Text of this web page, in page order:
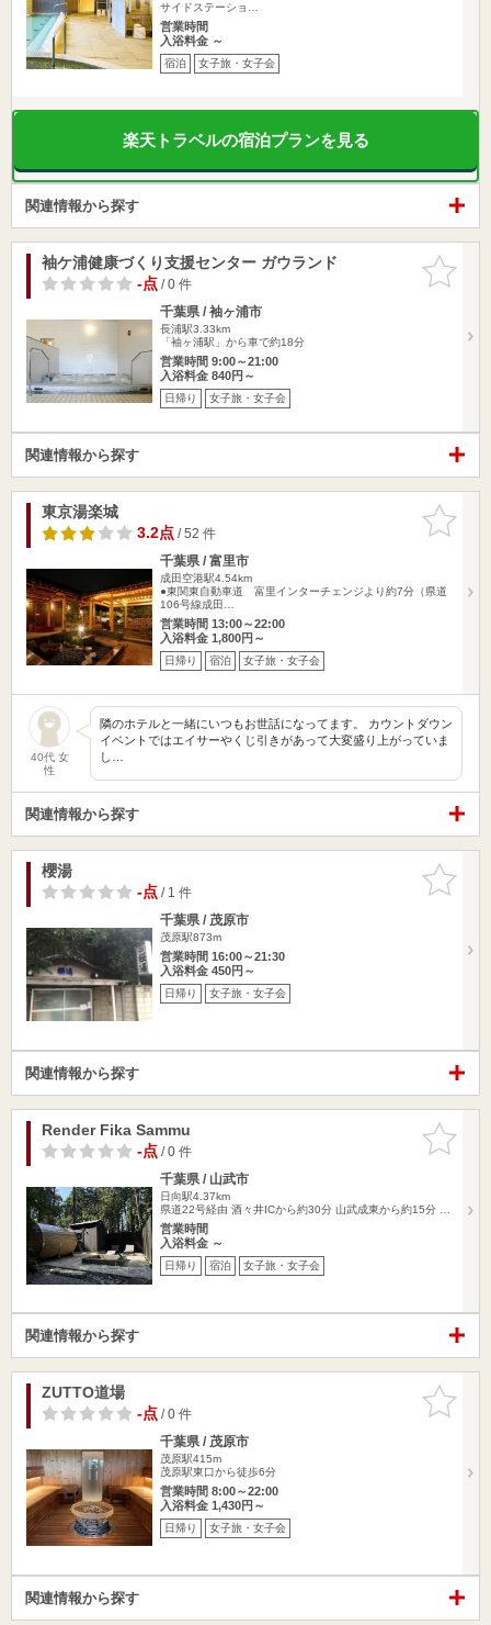
サイドステーショ…
営業時間
入浴料金 ～
宿泊 女子旅・女子会
楽天トラベルの宿泊プランを見る
関連情報から探す
お気に入
りに追加
袖ケ浦健康づくり支援センター ガウランド
-点/ 0 件
千葉県 / 袖ヶ浦市
長浦駅3.33km
「袖ヶ浦駅」から車で約18分
営業時間 9:00～21:00
入浴料金 840円～
日帰り 女子旅・女子会
関連情報から探す
お気に入
りに追加
東京湯楽城
3.2点/ 52 件
千葉県 / 富里市
成田空港駅4.54km
●東関東自動車道 富里インターチェンジより約7分（県道
106号線成田…
営業時間 13:00～22:00
入浴料金 1,800円～
日帰り 宿泊 女子旅・女子会
40代 女
性
隣のホテルと一緒にいつもお世話になってます。 カウントダウン
イベントではエイサーやくじ引きがあって大変盛り上がっていま
し…
関連情報から探す
お気に入
りに追加
櫻湯
-点/ 1 件
千葉県 / 茂原市
茂原駅873m
営業時間 16:00～21:30
入浴料金 450円～
日帰り 女子旅・女子会
関連情報から探す
お気に入
りに追加
Render Fika Sammu
-点/ 0 件
千葉県 / 山武市
日向駅4.37km
県道22号経由 酒々井ICから約30分 山武成東から約15分 …
営業時間
入浴料金 ～
日帰り 宿泊 女子旅・女子会
関連情報から探す
お気に入
りに追加
ZUTTO道場
-点/ 0 件
千葉県 / 茂原市
茂原駅415m
茂原駅東口から徒歩6分
営業時間 8:00～22:00
入浴料金 1,430円～
日帰り 女子旅・女子会
関連情報から探す